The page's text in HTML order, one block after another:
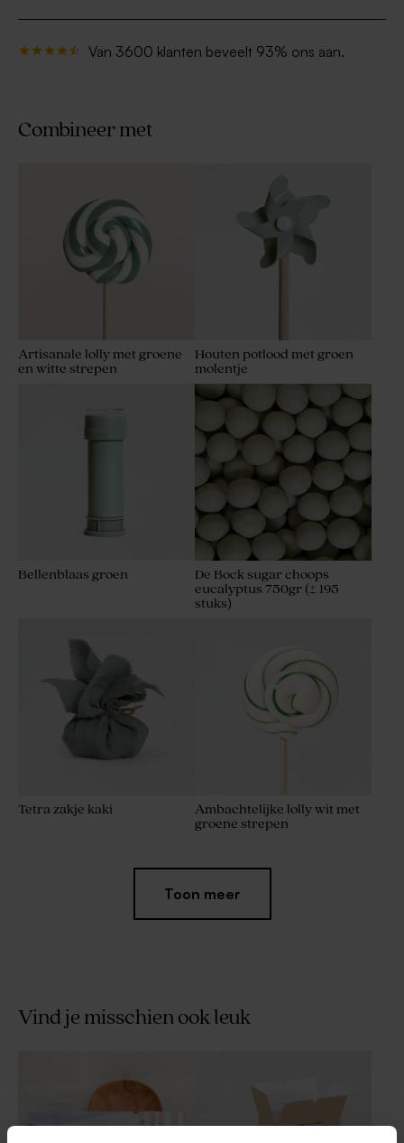
Van 3600 klanten beveelt 93% ons aan.
Combineer met
Artisanale lolly met groene
en witte strepen
Houten potlood met groen
molentje
Bellenblaas groen
De Bock sugar choops
eucalyptus 750gr (± 195
stuks)
Tetra zakje kaki
Ambachtelijke lolly wit met
groene strepen
Toon meer
Vind je misschien ook leuk